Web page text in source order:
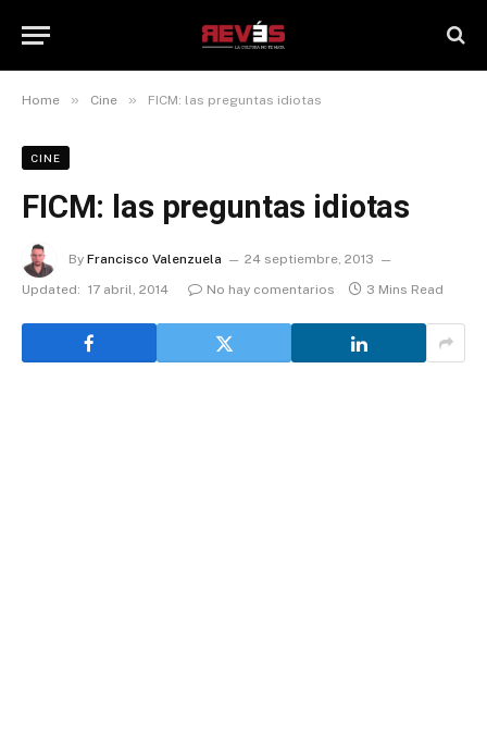
Home » Cine » FICM: las preguntas idiotas
CINE
FICM: las preguntas idiotas
By Francisco Valenzuela
24 septiembre, 2013
Updated: 17 abril, 2014 No hay comentarios 3 Mins Read